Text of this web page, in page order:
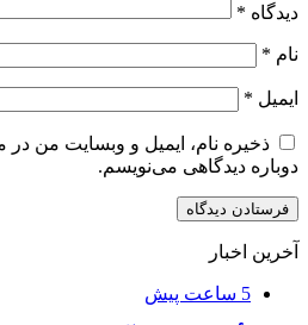
دیدگاه *
نام *
ایمیل *
ذخیره نام، ایمیل و وبسایت من در
دوباره دیدگاهی می‌نویسم.
آخرین اخبار
5 ساعت پیش